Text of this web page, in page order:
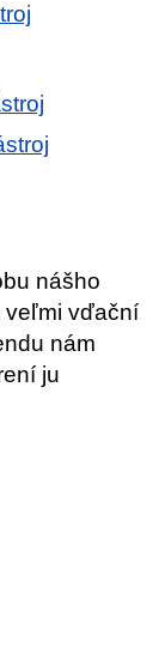
nášho
veľmi vďační
nám
ju